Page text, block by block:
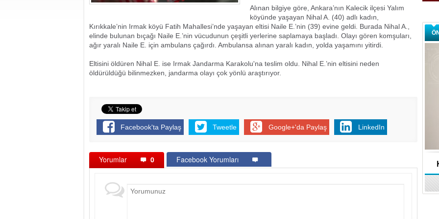
Alınan bilgiye göre, Ankara’nın Kalecik ilçesi Yalım
köyünde yaşayan Nihal A. (40) adlı kadın,
Kırıkkale’nin Irmak köyü Fatih Mahallesi’nde yaşayan eltisi Naile E.’nin (39) evine geldi. Burada Nihal A.,
elinde bulunan bıçağı Naile E.’nin vücudunun çeşitli yerlerine saplamaya başladı. Olayı gören komşuları,
ağır yaralı Naile E. için ambulans çağırdı. Ambulansa alınan yaralı kadın, yolda yaşamını yitirdi.
Eltisini öldüren Nihal E. ise Irmak Jandarma Karakolu'na teslim oldu. Nihal E.’nin eltisini neden
öldürüldüğü bilinmezken, jandarma olayı çok yönlü araştırıyor.
Facebook'ta Paylaş Tweetle Google+'da Paylaş LinkedIn
Yorumlar 0 Facebook Yorumları